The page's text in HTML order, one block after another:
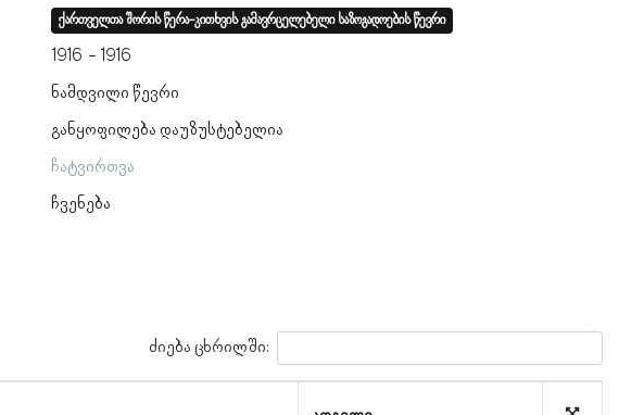
ქართველთა შორის წერა-კითხვის გამავრცელებელი საზოგადოების წევრი
1916
1916
ნამდვილი წევრი
განყოფილება დაუზუსტებელია
ჩატვირთვა
ჩვენება
ძიება ცხრილში: